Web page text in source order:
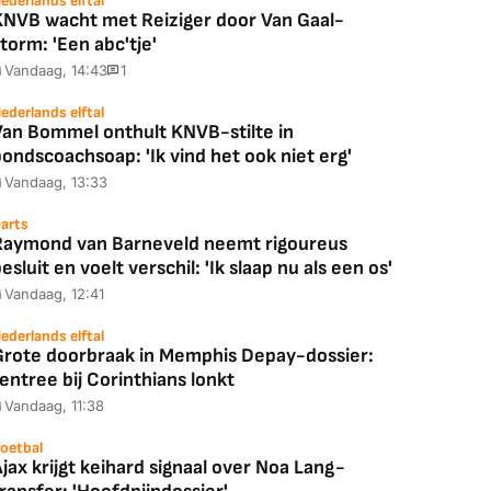
wacht met Reiziger door Van Gaal-
'Een abc'tje'
Vandaag, 14:43 1
elftal
Bommel onthult KNVB-stilte in
'Ik vind het ook niet erg'
Vandaag, 13:33
van Barneveld neemt rigoureus
en voelt verschil: 'Ik slaap nu als een os'
Vandaag, 12:41
elftal
doorbraak in Memphis Depay-dossier:
bij Corinthians lonkt
Vandaag, 11:38
krijgt keihard signaal over Noa Lang-